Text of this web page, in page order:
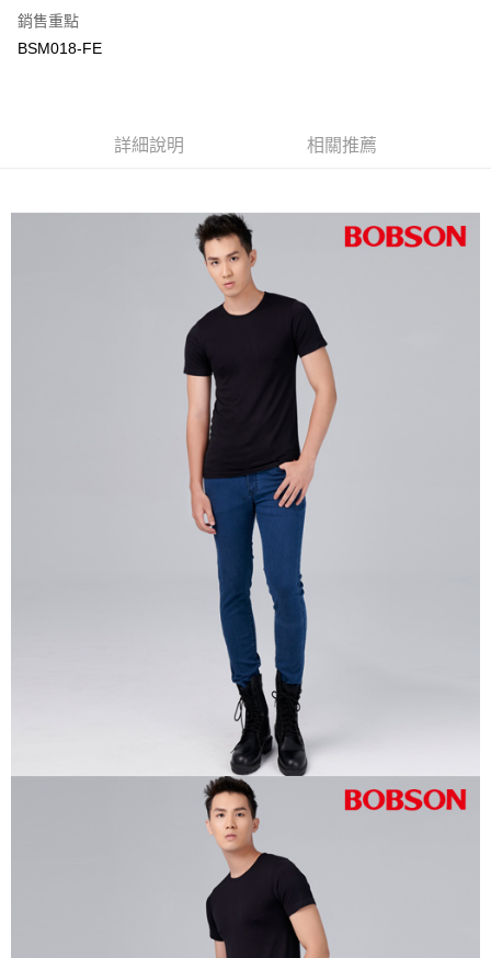
每筆NT$60，滿NT$1,000(含以上)免運費
付款後7-11取貨
每筆NT$80，滿NT$1,500(含以上)免運費
銷售重點
BSM018-FE
詳細說明 相關推薦